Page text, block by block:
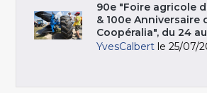
90e "Foire agricole
& 100e Anniversaire
Coopéralia", du 24
YvesCalbert le 25/07/